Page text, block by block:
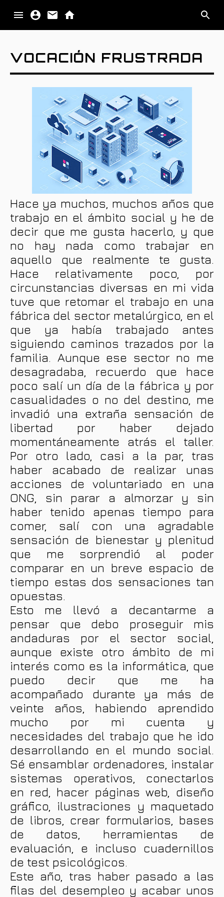
PALABRA
IMAGEN
MATERIA
IMPULSO
VOCACIÓN FRUSTRADA
Hace ya muchos, muchos años que
trabajo en el ámbito social y he de
decir que me gusta hacerlo, y que
no hay nada como trabajar en
aquello que realmente te gusta.
Hace relativamente poco, por
circunstancias diversas en mi vida
tuve que retomar el trabajo en una
fábrica del sector metalúrgico, en el
que ya había trabajado antes
siguiendo caminos trazados por la
familia. Aunque ese sector no me
desagradaba, recuerdo que hace
poco salí un día de la fábrica y por
casualidades o no del destino, me
invadió una extraña sensación de
libertad por haber dejado
momentáneamente atrás el taller.
Por otro lado, casi a la par, tras
haber acabado de realizar unas
acciones de voluntariado en una
ONG, sin parar a almorzar y sin
haber tenido apenas tiempo para
comer, salí con una agradable
sensación de bienestar y plenitud
que me sorprendió al poder
comparar en un breve espacio de
tiempo estas dos sensaciones tan
opuestas.
Esto me llevó a decantarme a
pensar que debo proseguir mis
andaduras por el sector social,
aunque existe otro ámbito de mi
interés como es la informática, que
puedo decir que me ha
acompañado durante ya más de
veinte años, habiendo aprendido
mucho por mi cuenta y
necesidades del trabajo que he ido
desarrollando en el mundo social.
Sé ensamblar ordenadores, instalar
sistemas operativos, conectarlos
en red, hacer páginas web, diseño
gráfico, ilustraciones y maquetado
de libros, crear formularios, bases
de datos, herramientas de
evaluación, e incluso cuadernillos
de test psicológicos.
Este año, tras haber pasado a las
filas del desempleo y acabar unos